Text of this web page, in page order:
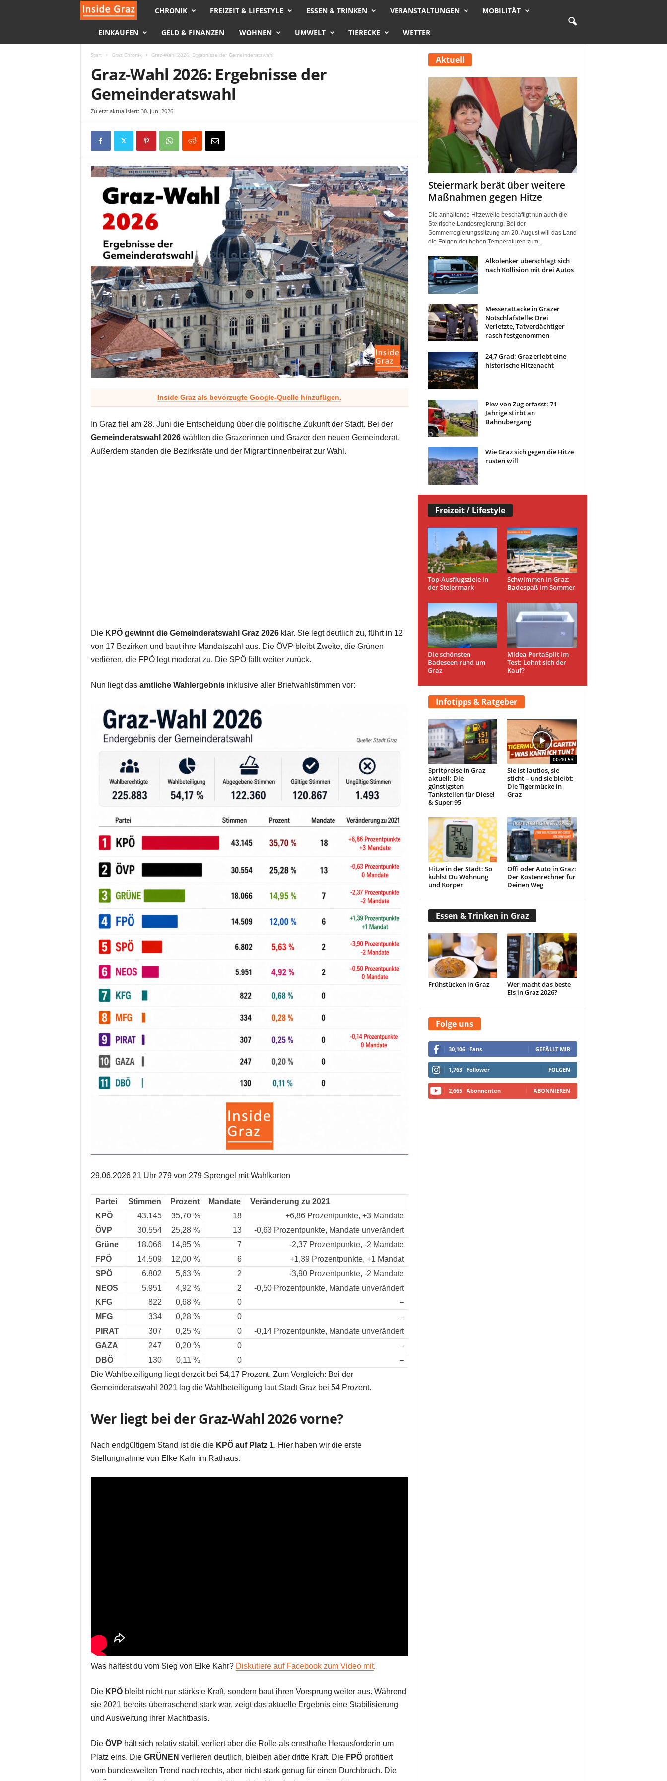
s
i
d
G
CHRONIK FREIZEIT & LIFESTYLE ESSEN & TRINKEN VERANSTALTUNGEN MOBILITÄT
EINKAUFEN GELD & FINANZEN WOHNEN UMWELT TIERECKE WETTER
Start Graz Chronik Graz-Wahl 2026: Ergebnisse der Gemeinderatswahl
Graz-Wahl 2026: Ergebnisse der
Gemeinderatswahl
Zuletzt aktualisiert: 30. Juni 2026
Inside Graz als bevorzugte Google-Quelle hinzufügen.
In Graz fiel am 28. Juni die Entscheidung über die politische Zukunft der Stadt. Bei der
Gemeinderatswahl 2026wählten die Grazerinnen und Grazer den neuen Gemeinderat.
Außerdem standen die Bezirksräte und der Migrant:innenbeirat zur Wahl.
Die KPÖ gewinnt die Gemeinderatswahl Graz 2026klar. Sie legt deutlich zu, führt in 12
von 17 Bezirken und baut ihre Mandatszahl aus. Die ÖVP bleibt Zweite, die Grünen
verlieren, die FPÖ legt moderat zu. Die SPÖ fällt weiter zurück.
Nun liegt das amtliche Wahlergebnisinklusive aller Briefwahlstimmen vor:
29.06.2026 21 Uhr 279 von 279 Sprengel mit Wahlkarten
Partei Stimmen Prozent Mandate
Veränderung zu 2021
KPÖ
43.145 35,70 % 18
+6,86 Prozentpunkte, +3 Mandate
ÖVP
30.554 25,28 % 13
-0,63 Prozentpunkte, Mandate unverändert
Grüne
18.066 14,95 % 7
-2,37 Prozentpunkte, -2 Mandate
FPÖ
14.509 12,00 % 6
+1,39 Prozentpunkte, +1 Mandat
SPÖ
6.802 5,63 % 2
-3,90 Prozentpunkte, -2 Mandate
NEOS
5.951 4,92 % 2
-0,50 Prozentpunkte, Mandate unverändert
KFG
822 0,68 % 0
–
MFG
334 0,28 % 0
–
PIRAT
307 0,25 % 0
-0,14 Prozentpunkte, Mandate unverändert
GAZA
247 0,20 % 0
–
DBÖ
130 0,11 % 0
–
Die Wahlbeteiligung liegt derzeit bei 54,17 Prozent. Zum Vergleich: Bei der
Gemeinderatswahl 2021 lag die Wahlbeteiligung laut Stadt Graz bei 54 Prozent.
Wer liegt bei der Graz-Wahl 2026 vorne?
Nach endgültigem Stand ist die die KPÖ auf Platz 1. Hier haben wir die erste
Stellungnahme von Elke Kahr im Rathaus:
Was haltest du vom Sieg von Elke Kahr? Diskutiere auf Facebook zum Video mit.
Die KPÖbleibt nicht nur stärkste Kraft, sondern baut ihren Vorsprung weiter aus. Während
sie 2021 bereits überraschend stark war, zeigt das aktuelle Ergebnis eine Stabilisierung
und Ausweitung ihrer Machtbasis.
Die ÖVP hält sich relativ stabil, verliert aber die Rolle als ernsthafte Herausforderin um
Platz eins. Die GRÜNEN verlieren deutlich, bleiben aber dritte Kraft. Die FPÖprofitiert
vom bundesweiten Trend nach rechts, aber nicht stark genug für einen Durchbruch. Die
Aktuell
Steiermark berät über weitere
Maßnahmen gegen Hitze
Die anhaltende Hitzewelle beschäftigt nun auch die
Steirische Landesregierung. Bei der
Sommerregierungssitzung am 20. August will das Land
die Folgen der hohen Temperaturen zum...
Alkolenker überschlägt sich
nach Kollision mit drei Autos
Messerattacke in Grazer
Notschlafstelle: Drei
Verletzte, Tatverdächtiger
rasch festgenommen
24,7 Grad: Graz erlebt eine
historische Hitzenacht
Pkw von Zug erfasst: 71-
Jährige stirbt an
Bahnübergang
Wie Graz sich gegen die Hitze
rüsten will
Freizeit / Lifestyle
Top-Ausflugsziele in
der Steiermark
Schwimmen in Graz:
Badespaß im Sommer
Die schönsten
Badeseen rund um
Graz
Midea PortaSplit im
Test: Lohnt sich der
Kauf?
Infotipps & Ratgeber
Spritpreise in Graz
aktuell: Die
günstigsten
Tankstellen für Diesel
& Super 95
00:40:53
Sie ist lautlos, sie
sticht – und sie bleibt:
Die Tigermücke in
Graz
Hitze in der Stadt: So
kühlst Du Wohnung
und Körper
Öffi oder Auto in Graz:
Der Kostenrechner für
Deinen Weg
Essen & Trinken in Graz
Frühstücken in Graz
Wer macht das beste
Eis in Graz 2026?
Folge uns
30,106 Fans GEFÄLLT MIR
1,763 Follower FOLGEN
2,665 Abonnenten ABONNIEREN